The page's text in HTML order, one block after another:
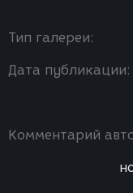
Тип галереи:
Дата публикации:
Комментарий